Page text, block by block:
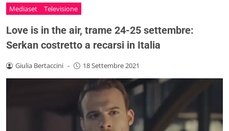
Mediaset Televisione
Love is in the air, trame 24-25 settembre:
Serkan costretto a recarsi in Italia
Giulia Bertaccini - 18 Settembre 2021